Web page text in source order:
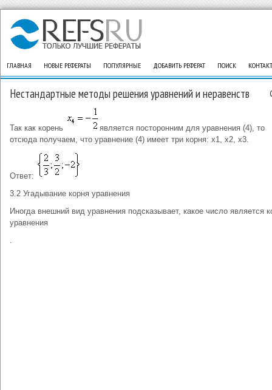
ГЛАВНАЯ НОВЫЕ РЕФЕРАТЫ ПОПУЛЯРНЫЕ ДОБАВИТЬ РЕФЕРАТ ПОИСК
Нестандартные методы решения уравнений и неравенств
Так как корень
является посторонним для уравнения (4), то
отсюда получаем, что уравнение (4) имеет три корня: x1, x2, x3.
Ответ:
3.2 Угадывание корня уравнения
Иногда внешний вид уравнения подсказывает, какое число является
уравнения
.